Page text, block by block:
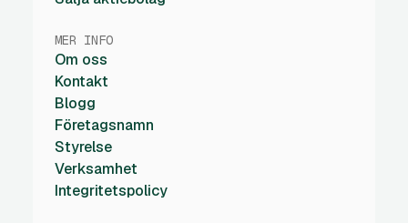
MER INFO
Om oss
Kontakt
Blogg
Företagsnamn
Styrelse
Verksamhet
Integritetspolicy